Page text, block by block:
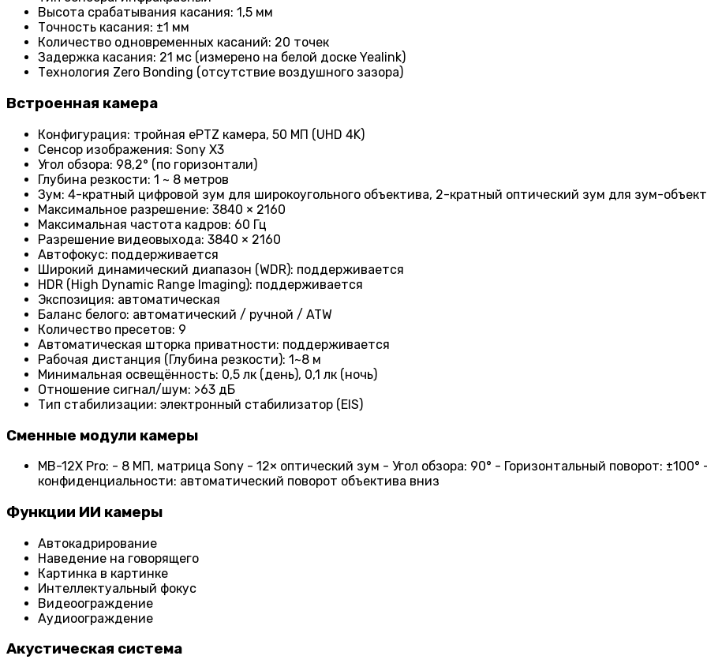
Высота срабатывания касания: 1,5 мм
Точность касания: ±1 мм
Количество одновременных касаний: 20 точек
Задержка касания: 21 мс (измерено на белой доске Yealink)
Технология Zero Bonding (отсутствие воздушного зазора)
Встроенная камера
Конфигурация: тройная ePTZ камера, 50 МП (UHD 4K)
Сенсор изображения: Sony X3
Угол обзора: 98,2° (по горизонтали)
Глубина резкости: 1 ~ 8 метров
Зум: 4-кратный цифровой зум для широкоугольного объектива, 2-кратный оптический зум для зум-
Максимальное разрешение: 3840 × 2160
Максимальная частота кадров: 60 Гц
Разрешение видеовыхода: 3840 × 2160
Автофокус: поддерживается
Широкий динамический диапазон (WDR): поддерживается
HDR (High Dynamic Range Imaging): поддерживается
Экспозиция: автоматическая
Баланс белого: автоматический / ручной / ATW
Количество пресетов: 9
Автоматическая шторка приватности: поддерживается
Рабочая дистанция (Глубина резкости): 1~8 м
Минимальная освещённость: 0,5 лк (день), 0,1 лк (ночь)
Отношение сигнал/шум: >63 дБ
Тип стабилизации: электронный стабилизатор (EIS)
Сменные модули камеры
MB-12X Pro: - 8 МП, матрица Sony - 12× оптический зум - Угол обзора: 90° - Горизонтальный поворот:
конфиденциальности: автоматический поворот объектива вниз
Функции ИИ камеры
Автокадрирование
Наведение на говорящего
Картинка в картинке
Интеллектуальный фокус
Видеоограждение
Аудиоограждение
Акустическая система